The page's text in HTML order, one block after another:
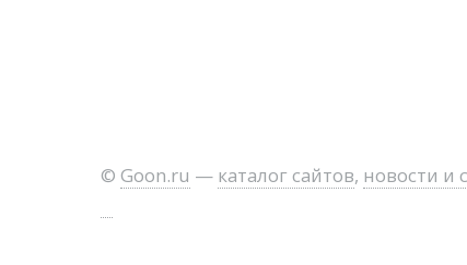
© Goon.ru — каталог сайтов, новости и